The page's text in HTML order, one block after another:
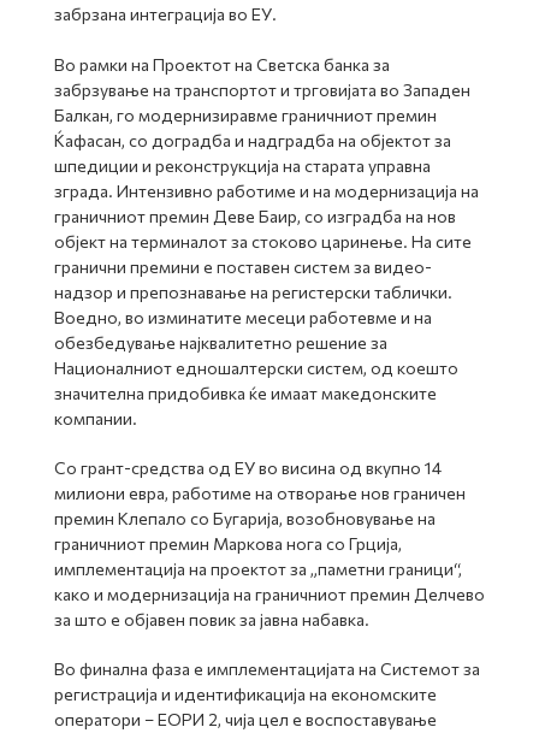
забрзана интеграција во ЕУ.
Во рамки на Проектот на Светска банка за
забрзување на транспортот и трговијата во Западен
Балкан, го модернизиравме граничниот премин
Ќафасан, со доградба и надградба на објектот за
шпедиции и реконструкција на старата управна
зграда. Интензивно работиме и на модернизација на
граничниот премин Деве Баир, со изградба на нов
објект на терминалот за стоково царинење. На сите
гранични премини е поставен систем за видео-
надзор и препознавање на регистерски таблички.
Воедно, во изминатите месеци работевме и на
обезбедување најквалитетно решение за
Националниот едношалтерски систем, од коешто
значителна придобивка ќе имаат македонските
компании.
Со грант-средства од ЕУ во висина од вкупно 14
милиони евра, работиме на отворање нов граничен
премин Клепало со Бугарија, возобновување на
граничниот премин Маркова нога со Грција,
имплементација на проектот за „паметни граници“,
како и модернизација на граничниот премин Делчево
за што е објавен повик за јавна набавка.
Во финална фаза е имплементацијата на Системот за
регистрација и идентификација на економските
оператори – ЕОРИ 2, чија цел е воспоставување